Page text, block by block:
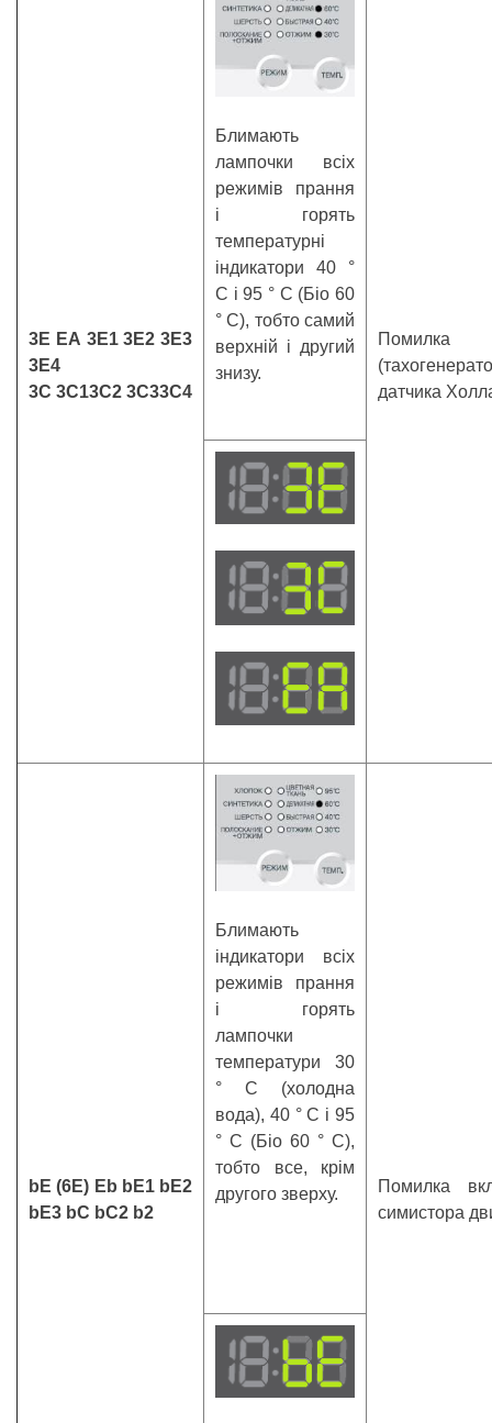
3Е ЕА 3Е1 3Е2 3Е3
3Е4
3C 3C13C2 3C33C4
Блимають
лампочки всіх
режимів прання
і горять
температурні
індикатори 40 °
С і 95 ° С (Біо 60
° С), тобто самий
верхній і другий
знизу.
Помилка
датчика
bE (6Е) Eb bE1 bE2
bE3 bC bC2 b2
Блимають
індикатори всіх
режимів прання
і горять
лампочки
температури 30
° С (холодна
вода), 40 ° С і 95
° С (Біо 60 ° С),
тобто все, крім
другого зверху.
Помилка
симистора